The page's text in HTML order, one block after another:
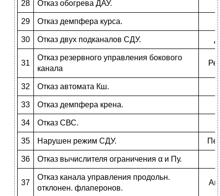
28 Отказ обогрева ДАУ.
29 Отказ демпфера курса.
30 Отказ двух подканалов СДУ.
31
Отказ резервного управления бокового
канала
32 Отказ автомата Кш.
33 Отказ демпфера крена.
34 Отказ СВС.
35 Нарушен режим СДУ.
36 Отказ вычислителя ограничения α и Пу.
37
Отказ канала управления продольн.
отклонен. флаперонов.